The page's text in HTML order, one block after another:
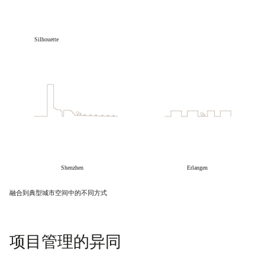
融合到典型城市空间中的不同方式
项目管理的异同